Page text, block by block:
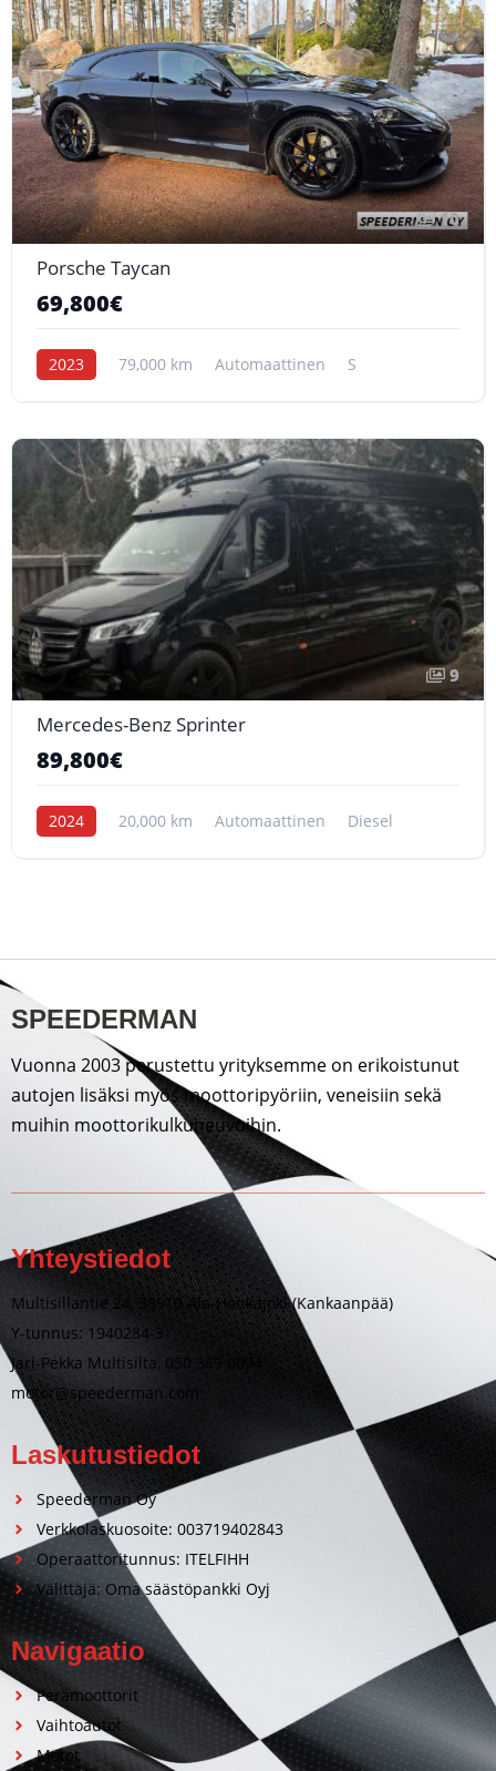
10
Porsche Taycan
69,800€
2023 79,000 km Automaattinen S
9
Mercedes-Benz Sprinter
89,800€
2024 20,000 km Automaattinen Diesel
SPEEDERMAN
Vuonna 2003 perustettu yrityksemme on erikoistunut
autojen lisäksi myös moottoripyöriin, veneisiin sekä
muihin moottorikulkuneuvoihin.
Yhteystiedot
Multisillantie 24, 38910 Ala-Honkajoki (Kankaanpää)
Y-tunnus: 1940284-3
Jari-Pekka Multisilta, 050 369 0094
motor@speederman.com
Laskutustiedot
Speederman Oy
Verkkolaskuosoite: 003719402843
Operaattoritunnus: ITELFIHH
Välittäjä: Oma säästöpankki Oyj
Navigaatio
Perämoottorit
Vaihtoautot
Motot